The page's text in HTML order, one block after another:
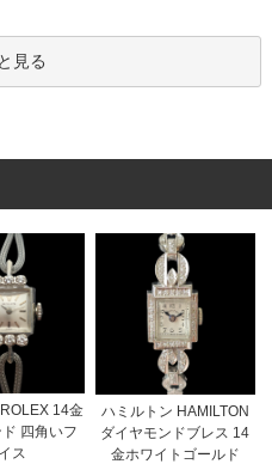
見る
14金
四角いフ
ス
ハミルトン HAMILTON
ダイヤモンドブレス 14
金ホワイトゴールド